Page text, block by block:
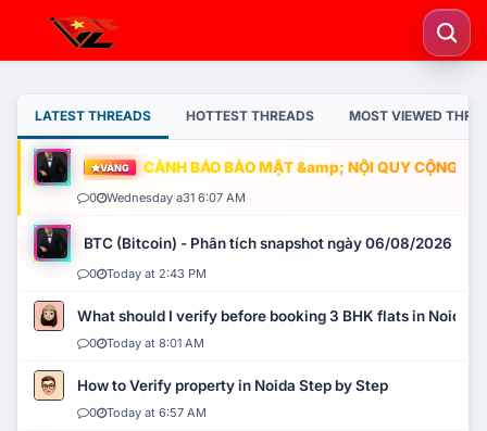
LATEST THREADS HOTTEST THREADS MOST VIEWED
VÀNG CẢNH BÁO BẢO MẬT &amp; NỘI QUY CỘNG
0 Wednesday a31 6:07 AM
BTC (Bitcoin) - Phân tích snapshot ngày 06/08/2026
0 Today at 2:43 PM
What should I verify before booking 3 BHK flats in Noida?
0 Today at 8:01 AM
How to Verify property in Noida Step by Step
0 Today at 6:57 AM